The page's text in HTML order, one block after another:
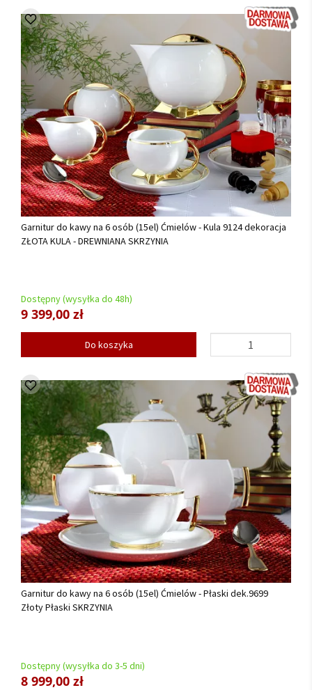
Garnitur do kawy na 6 osób (15el) Ćmielów - Kula 9124 dekoracja
ZŁOTA KULA - DREWNIANA SKRZYNIA
Dostępny (wysyłka do 48h)
9 399,00 zł
Do koszyka
Garnitur do kawy na 6 osób (15el) Ćmielów - Płaski dek.9699
Złoty Płaski SKRZYNIA
Dostępny (wysyłka do 3-5 dni)
8 999,00 zł